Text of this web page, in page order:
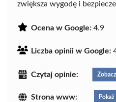
zwiększa wygodę i
Ocena w Google: 4.9
Liczba opinii w Google:
Czytaj opinie:
Strona www: